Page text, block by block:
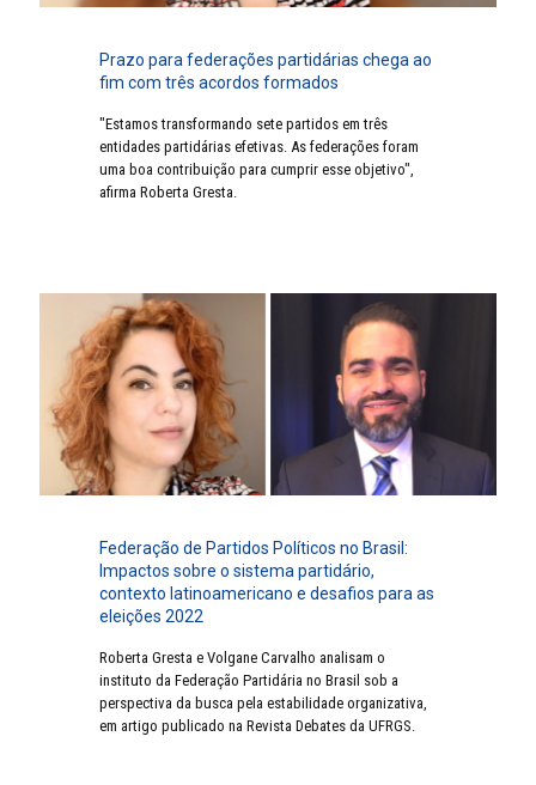
Prazo para federações partidárias chega ao
fim com três acordos formados
"Estamos transformando sete partidos em três
entidades partidárias efetivas. As federações foram
uma boa contribuição para cumprir esse objetivo",
afirma Roberta Gresta.
Federação de Partidos Políticos no Brasil:
Impactos sobre o sistema partidário,
contexto latinoamericano e desafios para as
eleições 2022
Roberta Gresta e Volgane Carvalho analisam o
instituto da Federação Partidária no Brasil sob a
perspectiva da busca pela estabilidade organizativa,
em artigo publicado na Revista Debates da UFRGS.